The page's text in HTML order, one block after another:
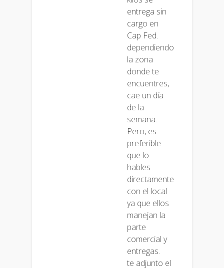
entrega sin
cargo en
Cap Fed.
dependiendo
la zona
donde te
encuentres,
cae un día
de la
semana.
Pero, es
preferible
que lo
hables
directamente
con el local
ya que ellos
manejan la
parte
comercial y
entregas.
te adjunto el